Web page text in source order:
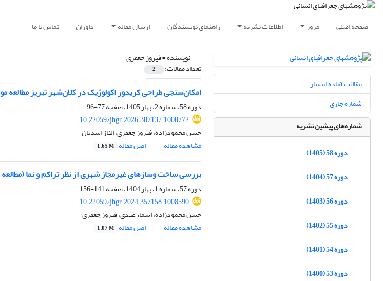
صفحه اصلی مرور اطلاعات نشریه راهنمای نویسندگان ارسال مقاله داوران تماس با ما
نویسنده =فیروز جعفری
تعداد مقالات: 2
امکان‌سنجی طراحی کریدور اکولوژیک در کلان‌شهر تبریز مطالعه
دوره 58، شماره 2، بهار 1405، صفحه
77-96
10.22059/jhgr.2026.387137.1008772
حسن محمودزاده، فیروز جعفری، الناز اسدیان
مشاهده مقاله
اصل مقاله 1.65 M
بررسی ساخت وساز‌های غیرمجاز شهری از نظر تراکم و نما
دوره 57، شماره 1، بهار 1404، صفحه
141-156
10.22059/jhgr.2024.357158.1008590
حسن محمودزاده، اسماء عیدی، فیروز جعفری
مشاهده مقاله
اصل مقاله 1.07 M
مقالات آماده انتشار
شماره جاری
شماره‌های پیشین نشریه
دوره 58 (1405)
دوره 57 (1404)
دوره 56 (1403)
دوره 55 (1402)
دوره 54 (1401)
دوره 53 (1400)